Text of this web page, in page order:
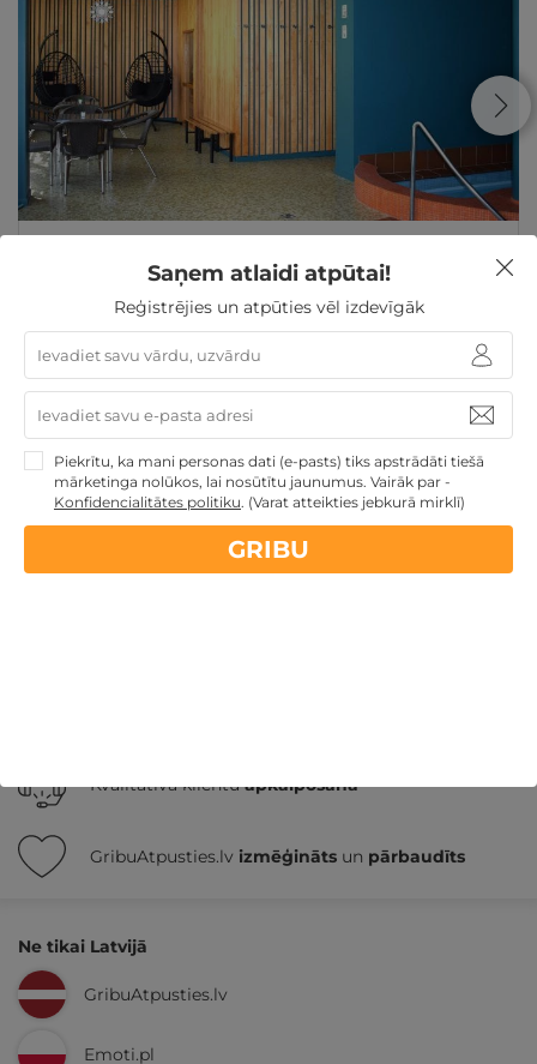
apmeklējumu DIVIEM
Jūrmala,Amber Sea Hotel & SPA ★ ★ ★ ★
no 250€
par nakti
250€ GRIBU
Atpūta pie jūras Derīgs arī VASARĀ
Atpūtai Līgo
svētkos
Romantiska atpūta pārim
Atpūta diviem
Kvalitatīva klientuapkalpošana
GribuAtpusties.lv izmēģināts un pārbaudīts
Ne tikai Latvijā
GribuAtpusties.lv
Emoti.pl
Saņem atlaidi atpūtai!
Reģistrējies un atpūties vēl izdevīgāk
Piekrītu, ka mani personas dati (e-pasts) tiks apstrādāti tiešā
mārketinga nolūkos, lai nosūtītu jaunumus. Vairāk par -
Konfidencialitātes politiku. (Varat atteikties jebkurā mirklī)
GRIBU